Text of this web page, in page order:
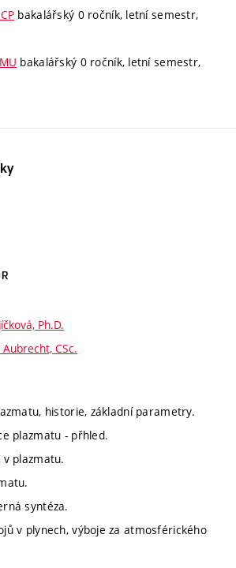
bakalářský 0 ročník, letní semestr,
bakalářský 0 ročník, letní semestr,
Ph.D.
CSc.
historie, základní parametry.
plazmatu - přhled.
plazmatu.
syntéza.
v plynech, výboje za atmosférického